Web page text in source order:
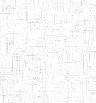
1978 ENIEG Public
2013 ENIET Public
2013 ENIEG Public